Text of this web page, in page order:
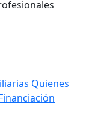
Quienes